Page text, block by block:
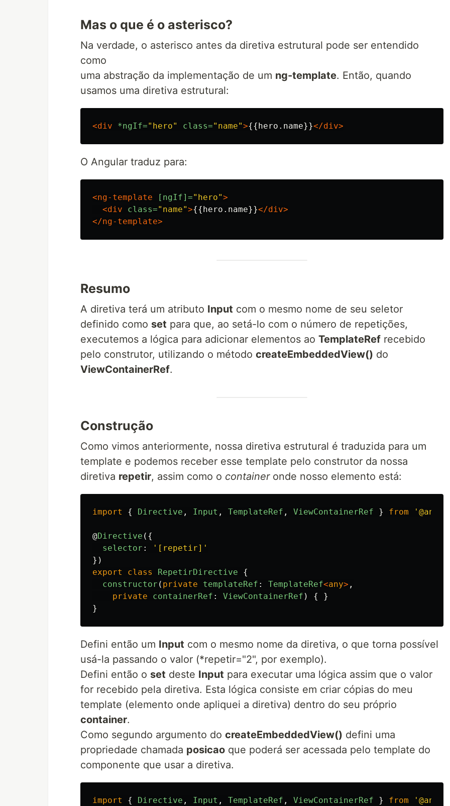
Mas o que é o asterisco?
Na verdade, o asterisco antes da diretiva estrutural pode ser entendido
como
uma abstração da implementação de um ng-template. Então, quando
usamos uma diretiva estrutural:
<div *ngIf="hero" class="name">{{hero.name}}</div>
O Angular traduz para:
<ng-template [ngIf]="hero">
<div
class="name">{{hero.name}}</div>
</ng-template>
Resumo
A diretiva terá um atributo Input com o mesmo nome de seu seletor
definido como set para que, ao setá-lo com o número de repetições,
executemos a lógica para adicionar elementos ao TemplateRef recebido
pelo construtor, utilizando o método createEmbeddedView() do
ViewContainerRef.
Construção
Como vimos anteriormente, nossa diretiva estrutural é traduzida para um
template e podemos receber esse template pelo construtor da nossa
diretiva repetir, assim como o containeronde nosso elemento está:
import { Directive , Input , TemplateRef , ViewContainerRef } from '
@Directive ({
selector : ' [repetir] '
})
export
class RepetirDirective
{
constructor ( private templateRef : TemplateRef<any> ,
private
containerRef : ViewContainerRef ) {
}
}
Defini então um Input com o mesmo nome da diretiva, o que torna possível
usá-la passando o valor (*repetir="2", por exemplo).
Defini então o set deste Input para executar uma lógica assim que o valor
for recebido pela diretiva. Esta lógica consiste em criar cópias do meu
template (elemento onde apliquei a diretiva) dentro do seu próprio
container.
Como segundo argumento do createEmbeddedView() defini uma
propriedade chamada posicao que poderá ser acessada pelo template do
componente que usar a diretiva.
import { Directive , Input , TemplateRef , ViewContainerRef } from '